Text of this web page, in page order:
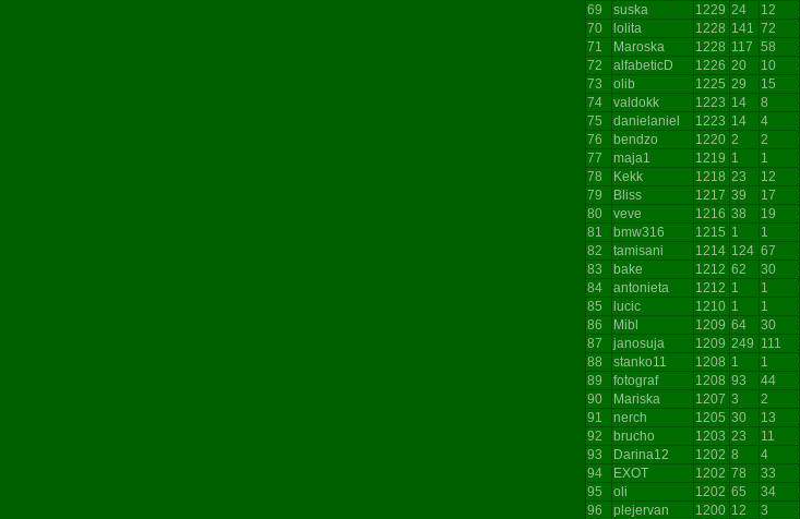
69
suska 1229 24 12
70
lolita 1228 141 72
71
Maroska 1228 117 58
72
alfabeticD 1226 20 10
73
olib 1225 29 15
74
valdokk 1223 14 8
75
danielaniel 1223 14 4
76
bendzo 1220 2 2
77
maja1 1219 1 1
78
Kekk 1218 23 12
79
Bliss 1217 39 17
80
veve 1216 38 19
81
bmw316 1215 1 1
82
tamisani 1214 124 67
83
bake 1212 62 30
84
antonieta 1212 1 1
85
lucic 1210 1 1
86
Mibl 1209 64 30
87
janosuja 1209 249 111
88
stanko11 1208 1 1
89
fotograf 1208 93 44
90
Mariska 1207 3 2
91
nerch 1205 30 13
92
brucho 1203 23 11
93
Darina12 1202 8 4
94
EXOT 1202 78 33
95
oli 1202 65 34
96
plejervan 1200 12 3